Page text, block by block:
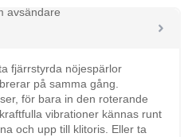
avsändare
fjärrstyrda nöjespärlor
på samma gång.
för bara in den roterande
vibrationer kännas runt
och upp till klitoris. Eller ta